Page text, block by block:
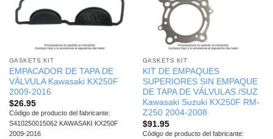
GASKETS KIT
EMPACADOR DE TAPA DE
VÁLVULA Kawasaki KX250F
2009-2016
$26.95
Código de producto del fabricante:
S410250015062 KAWASAKI KX250F
2009-2016
GASKETS KIT
KIT DE EMPAQUES
SUPERIORES SIN EMPAQUE
DE TAPA DE VÁLVULAS /SUZ
Kawasaki Suzuki KX250F RM-
Z250 2004-2008
$91.95
Código de producto del fabricante: